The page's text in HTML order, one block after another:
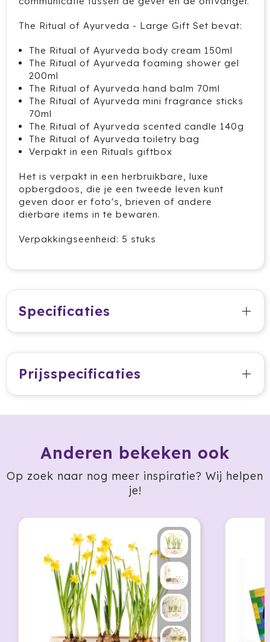
HappyTruffel
Herschel
Igloo
Impliva
Iqoniq
IZY
Janzen
JBL
JENS Living
Join The Pipe
JournalBooks
Kambukka
Klean Kanteen
Kooduu
MagLite
The Ritual of Ayurveda - Large Gift Set bevat:
The Ritual of Ayurveda body cream 150ml
The Ritual of Ayurveda foaming shower gel
200ml
The Ritual of Ayurveda hand balm 70ml
The Ritual of Ayurveda mini fragrance sticks
70ml
The Ritual of Ayurveda scented candle 140g
The Ritual of Ayurveda toiletry bag
Verpakt in een Rituals giftbox
Het is verpakt in een herbruikbare, luxe
opbergdoos, die je een tweede leven kunt
geven door er foto's, brieven of andere
dierbare items in te bewaren.
Verpakkingseenheid: 5 stuks
Specificaties
Prijsspecificaties
Anderen bekeken ook
Op zoek naar nog meer inspiratie? Wij helpen
je!